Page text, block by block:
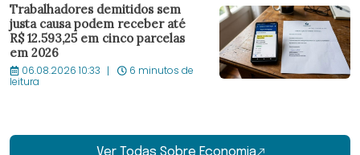
Trabalhadores demitidos sem
justa causa podem receber até
R$ 12.593,25 em cinco parcelas
em 2026
06.08.2026 10:33 6 minutos de
leitura
Ver Todas Sobre Economia